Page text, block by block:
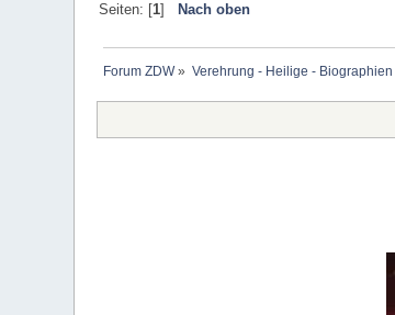
Seiten: [1]
Nach oben
Forum ZDW» Verehrung - Heilige - Biographien